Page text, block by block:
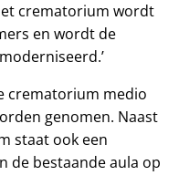
crematorium wordt
en wordt de
crematorium medio
genomen. Naast
staat ook een
de bestaande aula op